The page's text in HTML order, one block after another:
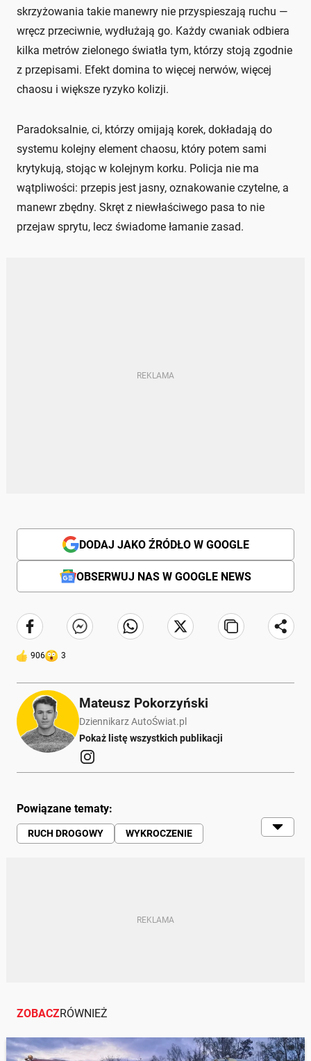
skrzyżowania takie manewry nie przyspieszają ruchu —
wręcz przeciwnie, wydłużają go. Każdy cwaniak odbiera
kilka metrów zielonego światła tym, którzy stoją zgodnie
z przepisami. Efekt domina to więcej nerwów, więcej
chaosu i większe ryzyko kolizji.
Paradoksalnie, ci, którzy omijają korek, dokładają do
systemu kolejny element chaosu, który potem sami
krytykują, stojąc w kolejnym korku. Policja nie ma
wątpliwości: przepis jest jasny, oznakowanie czytelne, a
manewr zbędny. Skręt z niewłaściwego pasa to nie
przejaw sprytu, lecz świadome łamanie zasad.
DODAJ JAKO ŹRÓDŁO W GOOGLE
OBSERWUJ NAS W GOOGLE NEWS
906 3
Mateusz Pokorzyński
Dziennikarz AutoŚwiat.pl
Pokaż listę wszystkich publikacji
Powiązane tematy:
RUCH DROGOWY
WYKROCZENIE
ZOBACZRÓWNIEŻ